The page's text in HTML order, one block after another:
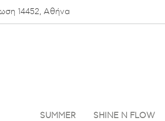
14452, Αθήνα
SUMMER SHINE N FLOW